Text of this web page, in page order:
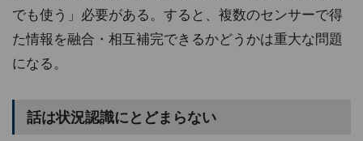
でも使う」必要がある。すると、複数のセンサーで得
た情報を融合・相互補完できるかどうかは重大な問題
になる。
話は状況認識にとどまらない